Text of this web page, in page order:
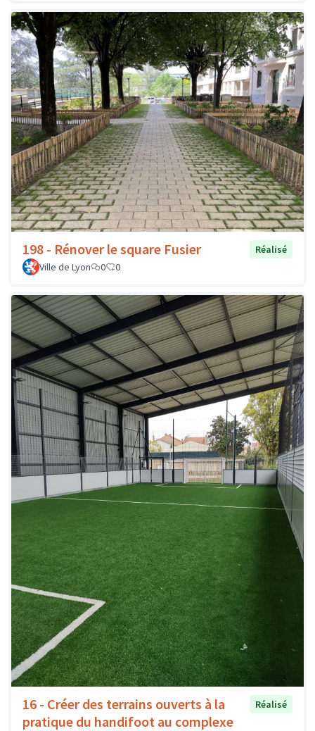
198 - Rénover le square Fusier
Réalisé
Ville de Lyon
0 0
16 - Créer des terrains ouverts à la
pratique du handifoot au complexe
Réalisé